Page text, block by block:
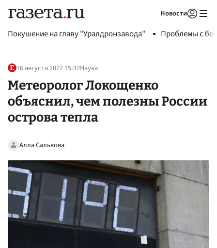
Новости
Покушение на главу "Уралдронзавода" Проблемы с
16 августа 2022 15:32Наука
Метеоролог Локощенко
объяснил, чем полезны России
острова тепла
Алла Салькова